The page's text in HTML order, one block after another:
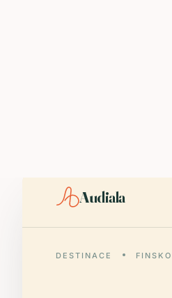
Audiala
DESTINACE FINSKO